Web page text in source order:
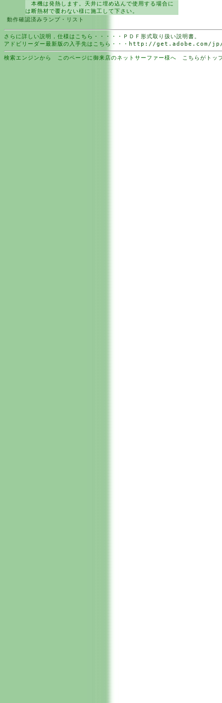
本機は発熱します。天井に埋め込んで使用する場合に
は断熱材で覆わない様に施工して下さい。
動作確認済みランプ・リスト
さらに詳しい説明，仕様はこちら・・・・・
ＰＤＦ形式取り扱い説明書。
アドビリーダー最新版の入手先はこちら・・・ http://get.adobe.com/
検索エンジンから このページに御来店のネットサーファー様へ こちらがトッ